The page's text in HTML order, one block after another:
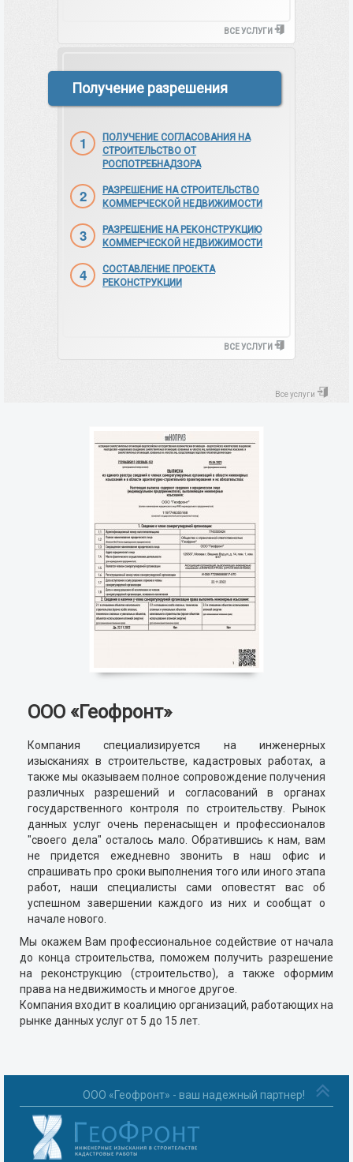
ВСЕ УСЛУГИ
Получение разрешения
ПОЛУЧЕНИЕ СОГЛАСОВАНИЯ НА
СТРОИТЕЛЬСТВО ОТ
РОСПОТРЕБНАДЗОРА
РАЗРЕШЕНИЕ НА СТРОИТЕЛЬСТВО
КОММЕРЧЕСКОЙ НЕДВИЖИМОСТИ
РАЗРЕШЕНИЕ НА РЕКОНСТРУКЦИЮ
КОММЕРЧЕСКОЙ НЕДВИЖИМОСТИ
СОСТАВЛЕНИЕ ПРОЕКТА
РЕКОНСТРУКЦИИ
ВСЕ УСЛУГИ
Все услуги
ООО «Геофронт»
Компания специализируется на инженерных
изысканиях в строительстве, кадастровых работах, а
также мы оказываем полное сопровождение получения
различных разрешений и согласований в органах
государственного контроля по строительству. Рынок
данных услуг очень перенасыщен и профессионалов
"своего дела" осталось мало. Обратившись к нам, вам
не придется ежедневно звонить в наш офис и
спрашивать про сроки выполнения того или иного этапа
работ, наши специалисты сами оповестят вас об
успешном завершении каждого из них и сообщат о
начале нового.
Мы окажем Вам профессиональное содействие от начала
до конца строительства, поможем получить разрешение
на реконструкцию (строительство), а также оформим
права на недвижимость и многое другое.
Компания входит в коалицию организаций, работающих на
рынке данных услуг от 5 до 15 лет.
ООО «Геофронт» - ваш надежный партнер!